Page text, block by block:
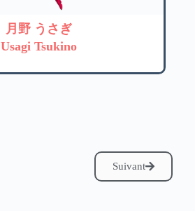
月野 うさぎ
Usagi Tsukino
Suivant